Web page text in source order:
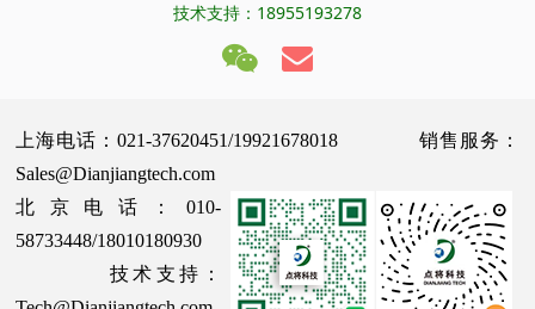
技术支持：18955193278
上海电话：021-37620451/19921678018 销售服务：
Sales@Dianjiangtech.com
北京电话：010-
58733448/18010180930
技术支持：